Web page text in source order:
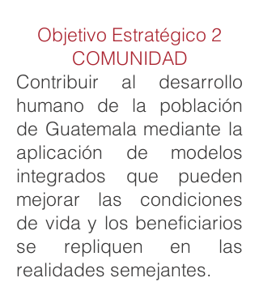
Objetivo Estratégico 2
COMUNIDAD
Contribuir al desarrollo
humano de la población
de Guatemala mediante la
aplicación de modelos
integrados que pueden
mejorar las condiciones
de vida y los beneficiarios
se repliquen en las
realidades semejantes.